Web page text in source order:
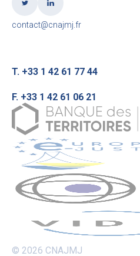
contact@cnajmj.fr
T. +33 1 42 61 77 44
F. +33 1 42 61 06 21
© 2026 CNAJMJ